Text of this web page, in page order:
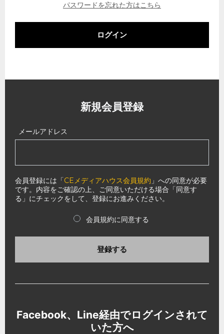
パスワードを忘れた方はこちら
ログイン
新規会員登録
メールアドレス
会員登録には「CEメディアハウス会員規約 」への同意が必要
です。内容をご確認の上、ご同意いただける場合「同意す
る」にチェックをして、登録にお進みください。
会員規約に同意する
登録する
Facebook、Line経由でログインされて
いた方へ